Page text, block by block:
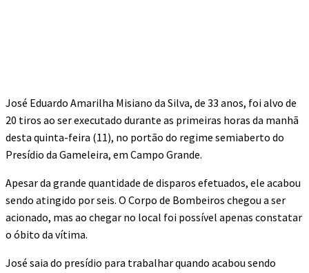
José Eduardo Amarilha Misiano da Silva, de 33 anos, foi alvo de
20 tiros ao ser executado durante as primeiras horas da manhã
desta quinta-feira (11), no portão do regime semiaberto do
Presídio da Gameleira, em Campo Grande.
Apesar da grande quantidade de disparos efetuados, ele acabou
sendo atingido por seis. O Corpo de Bombeiros chegou a ser
acionado, mas ao chegar no local foi possível apenas constatar
o óbito da vítima.
José saia do presídio para trabalhar quando acabou sendo